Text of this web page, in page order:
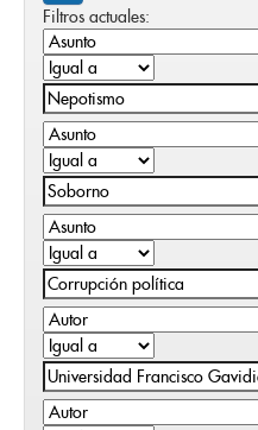
Filtros actuales: